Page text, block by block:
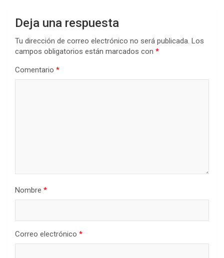
Deja una respuesta
Tu dirección de correo electrónico no será publicada. Los
campos obligatorios están marcados con *
Comentario *
Nombre *
Correo electrónico *